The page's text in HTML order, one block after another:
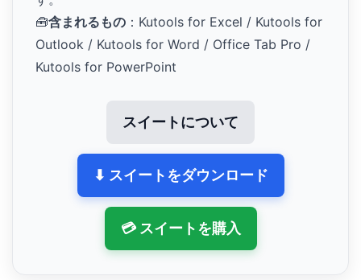
🧰含まれるもの ：Kutools for Excel / Kutools for
Outlook / Kutools for Word / Office Tab Pro /
Kutools for PowerPoint
スイートについて
⬇ スイートをダウンロード
💳 スイートを購入